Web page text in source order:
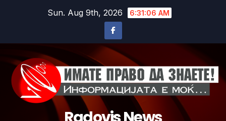
Sun. Aug 9th, 2026 6:31:08 AM